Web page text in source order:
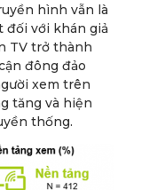
hình vẫn là
đối với khán giả
TV trở thành
đông đảo
xem trên
tăng và hiện
thống.